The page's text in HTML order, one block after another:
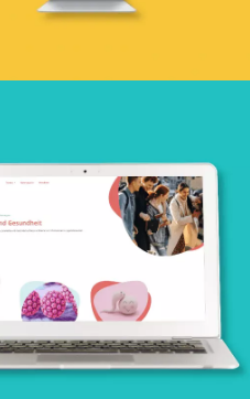
& Entwicklung
Webentwicklung